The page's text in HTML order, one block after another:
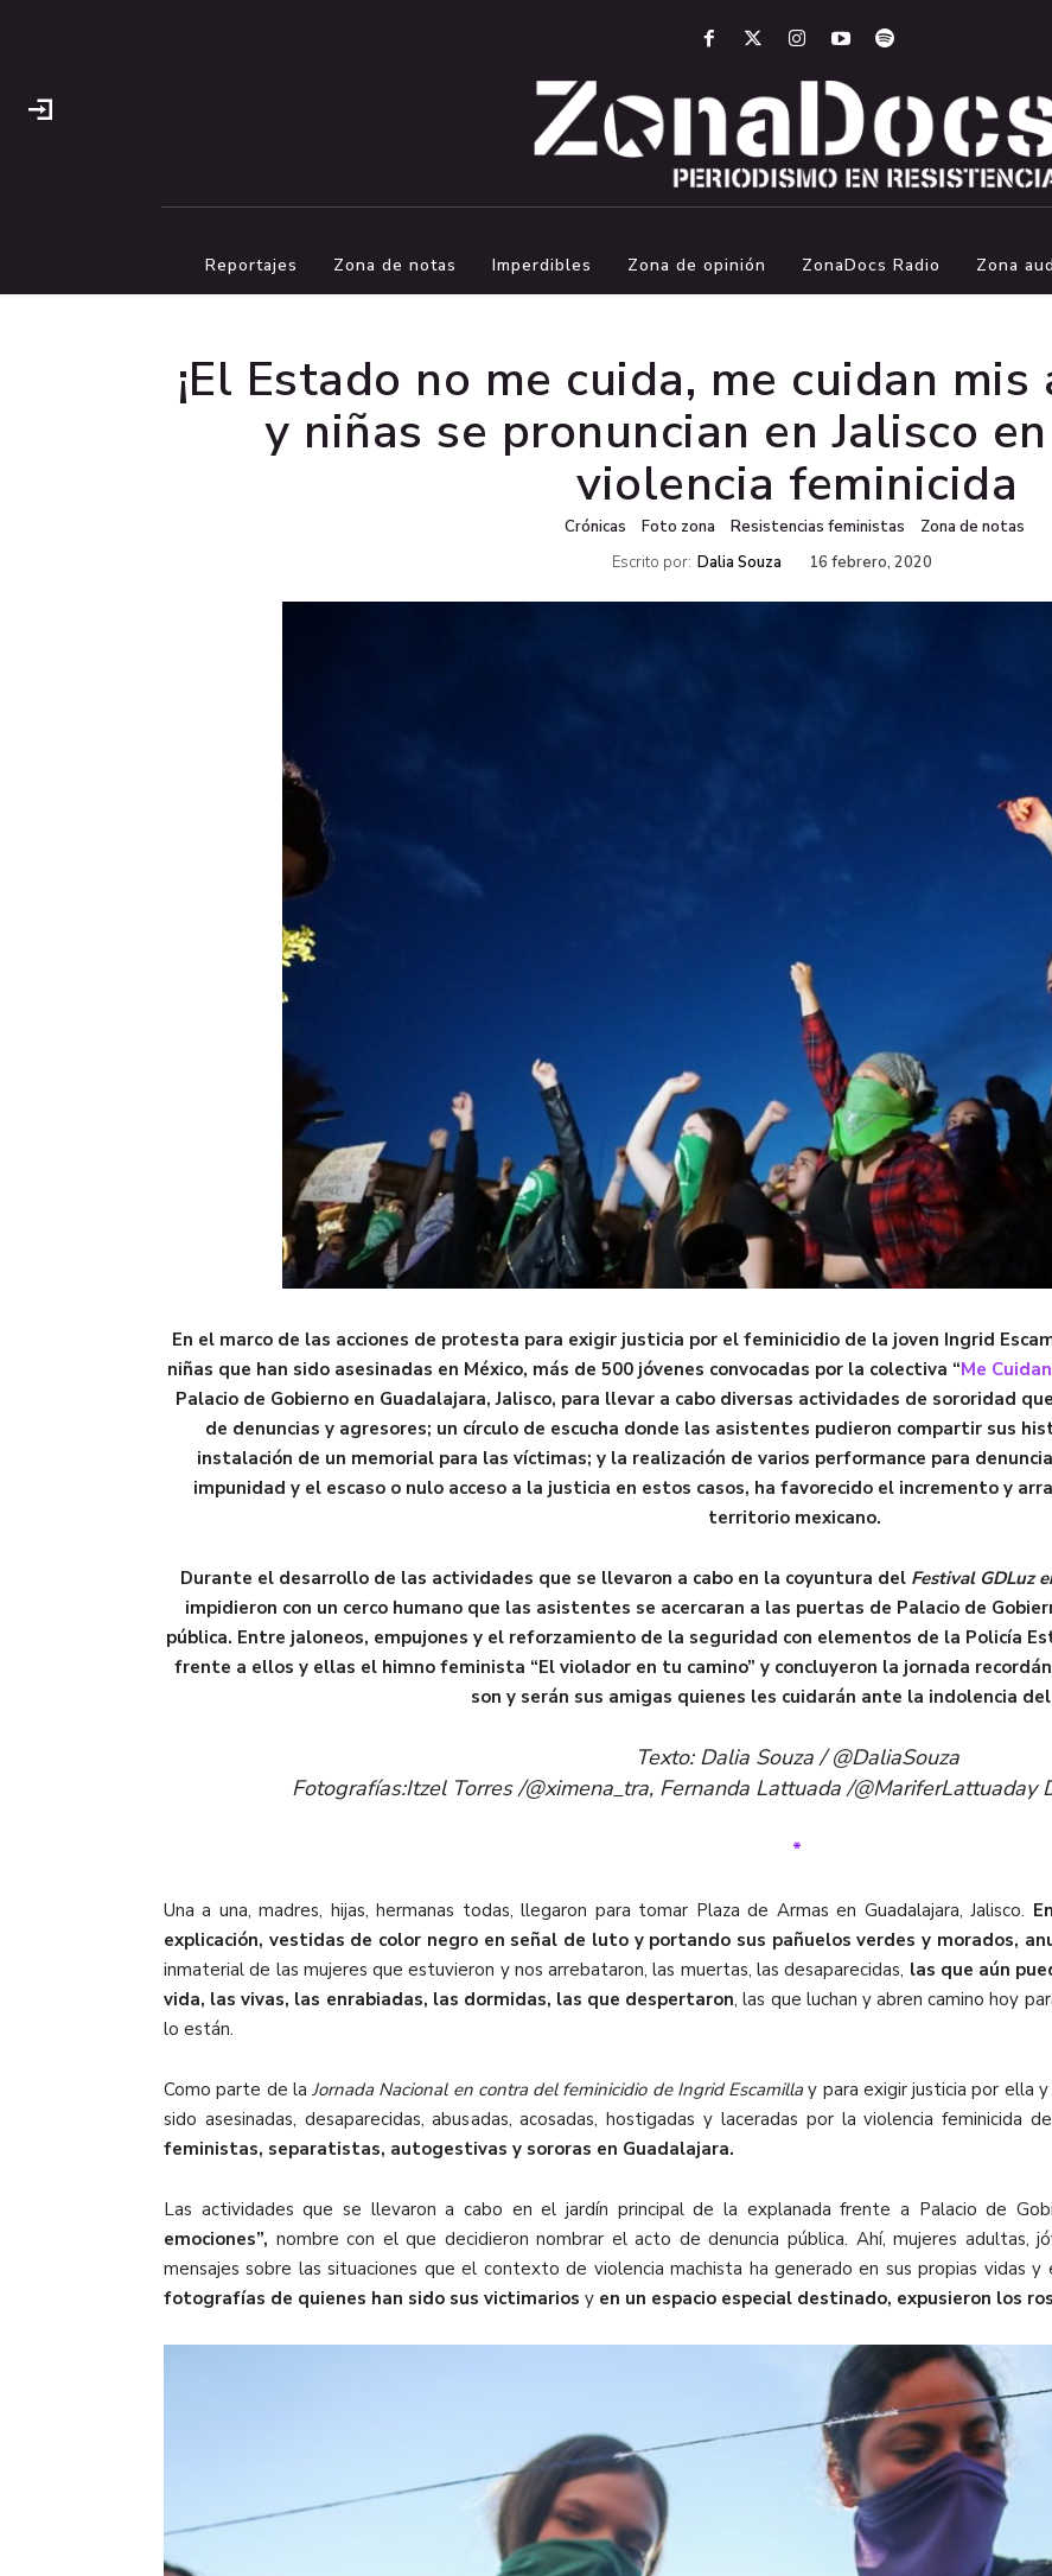
Reportajes Zona de notas Imperdibles Zona de opinión ZonaDocs Radio Zona
¡El Estado no me cuida, me cuidan
y niñas se pronuncian en Jalisco
violencia feminicida
Crónicas Foto zona Resistencias feministas
Zona de notas
Escrito por: Dalia Souza 16 febrero, 2020
En el marco de las acciones de protesta para exigir justicia por el feminicidio de la joven Ingrid
niñas que han sido asesinadas en México, más de 500 jóvenes convocadas por la colectiva “Me
Palacio de Gobierno en Guadalajara, Jalisco, para llevar a cabo diversas actividades de sororidad
de denuncias y agresores; un círculo de escucha donde las asistentes pudieron compartir sus
instalación de un memorial para las víctimas; y la realización de varios performance para
impunidad y el escaso o nulo acceso a la justicia en estos casos, ha favorecido el incremento y
territorio mexicano.
Durante el desarrollo de las actividades que se llevaron a cabo en la coyuntura del Festival GDLuz
impidieron con un cerco humano que las asistentes se acercaran a las puertas de Palacio de
pública. Entre jaloneos, empujones y el reforzamiento de la seguridad con elementos de la Policía
frente a ellos y ellas el himno feminista “El violador en tu camino” y concluyeron la jornada
son y serán sus amigas quienes les cuidarán ante la indolencia
Texto: Dalia Souza / @DaliaSouza
Fotografías:Itzel Torres /@ximena_tra, Fernanda Lattuada /@MariferLattuaday
*
Una a una, madres, hijas, hermanas todas, llegaron para tomar Plaza de Armas en Guadalajara, Jalisco.
explicación, vestidas de color negro en señal de luto y portando sus pañuelos verdes y morados,
inmaterial de las mujeres que estuvieron y nos arrebataron, las muertas, las desaparecidas, las que aún
vida, las vivas, las enrabiadas, las dormidas, las que despertaron, las que luchan y abren camino hoy
lo están.
Como parte de la Jornada Nacional en contra del feminicidio de Ingrid Escamillay para exigir justicia por ella y
sido asesinadas, desaparecidas, abusadas, acosadas, hostigadas y laceradas por la violencia feminicida
feministas, separatistas, autogestivas y sororas en Guadalajara.
Las actividades que se llevaron a cabo en el jardín principal de la explanada frente a Palacio de
emociones”, nombre con el que decidieron nombrar el acto de denuncia pública. Ahí, mujeres adultas,
mensajes sobre las situaciones que el contexto de violencia machista ha generado en sus propias vidas y
fotografías de quienes han sido sus victimarios y en un espacio especial destinado, expusieron los